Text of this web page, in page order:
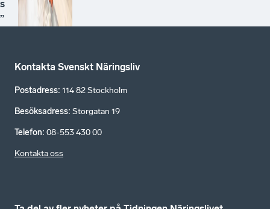
s
”
Kontakta Svenskt Näringsliv
Postadress: 114 82 Stockholm
Besöksadress: Storgatan 19
Telefon: 08-553 430 00
Kontakta oss